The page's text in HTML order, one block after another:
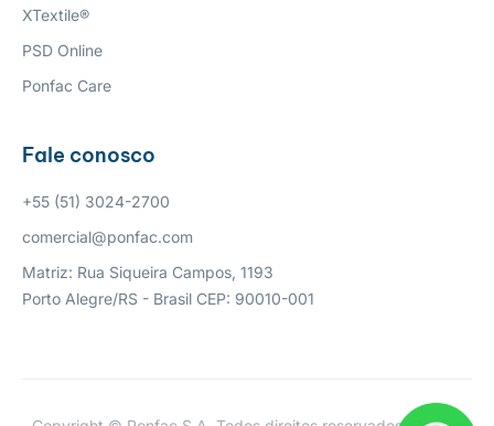
XTextile®
PSD Online
Ponfac Care
Fale conosco
+55 (51) 3024-2700
comercial@ponfac.com
Matriz: Rua Siqueira Campos, 1193
Porto Alegre/RS - Brasil CEP: 90010-001